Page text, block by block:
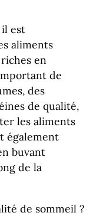
est
aliments
en
de
des
de qualité,
les aliments
également
buvant
de la
de sommeil ?